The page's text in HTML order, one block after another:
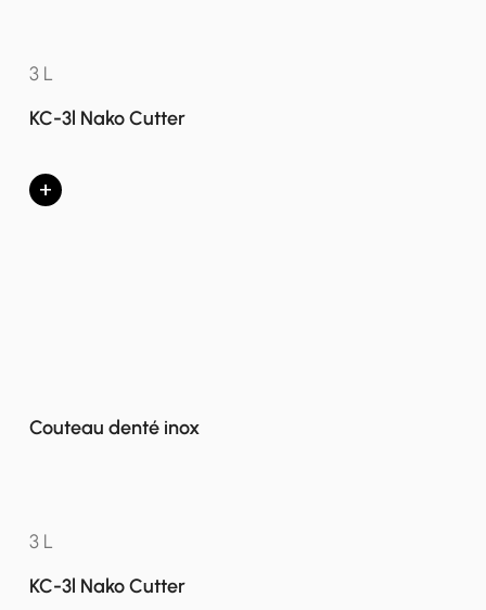
3 L
KC-3l Nako Cutter
+
Couteau denté inox
3 L
KC-3l Nako Cutter